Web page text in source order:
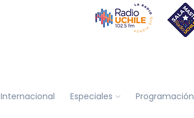
Internacional Especiales Programación